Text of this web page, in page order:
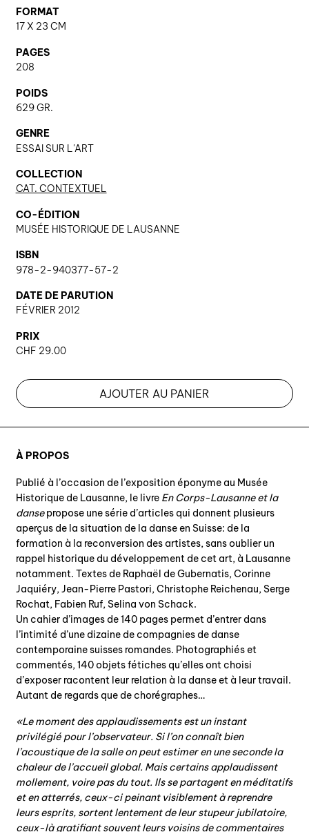
À PROPOS
Publié à l’occasion de l’exposition éponyme au Musée
Historique de Lausanne, le livre En Corps-Lausanne et la
dansepropose une série d’articles qui donnent plusieurs
aperçus de la situation de la danse en Suisse: de la
formation à la reconversion des artistes, sans oublier un
rappel historique du développement de cet art, à Lausanne
notamment. Textes de Raphaël de Gubernatis, Corinne
Jaquiéry, Jean-Pierre Pastori, Christophe Reichenau, Serge
Rochat, Fabien Ruf, Selina von Schack.
Un cahier d’images de 140 pages permet d’entrer dans
l’intimité d’une dizaine de compagnies de danse
contemporaine suisses romandes. Photographiés et
commentés, 140 objets fétiches qu’elles ont choisi
d’exposer racontent leur relation à la danse et à leur travail.
Autant de regards que de chorégraphes…
«Le moment des applaudissements est un instant
privilégié pour l’observateur. Si l’on connaît bien
l’acoustique de la salle on peut estimer en une seconde la
chaleur de l’accueil global. Mais certains applaudissent
mollement, voire pas du tout. Ils se partagent en méditatifs
et en atterrés, ceux-ci peinant visiblement à reprendre
leurs esprits, sortent lentement de leur stupeur jubilatoire,
ceux-là gratifiant souvent leurs voisins de commentaires
FORMAT
17 X 23 CM
PAGES
208
POIDS
629 GR.
GENRE
ESSAI SUR L'ART
COLLECTION
CAT. CONTEXTUEL
CO-ÉDITION
MUSÉE HISTORIQUE DE LAUSANNE
ISBN
978-2-940377-57-2
DATE DE PARUTION
FÉVRIER 2012
PRIX
CHF 29.00
AJOUTER AU PANIER